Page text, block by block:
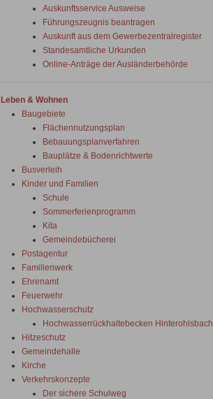
Auskunftsservice Ausweise
Führungszeugnis beantragen
Auskunft aus dem Gewerbezentralregister
Standesamtliche Urkunden
Online-Anträge der Ausländerbehörde
Leben & Wohnen
Baugebiete
Flächennutzungsplan
Bebauungsplanverfahren
Bauplätze & Bodenrichtwerte
Busverleih
Kinder und Familien
Schule
Sommerferienprogramm
Kita
Gemeindebücherei
Postagentur
Familienwerk
Ehrenamt
Feuerwehr
Hochwasserschutz
Hochwasserrückhaltebecken Hinterohlsbach
Hitzeschutz
Gemeindehalle
Kirche
Verkehrskonzepte
Der sichere Schulweg